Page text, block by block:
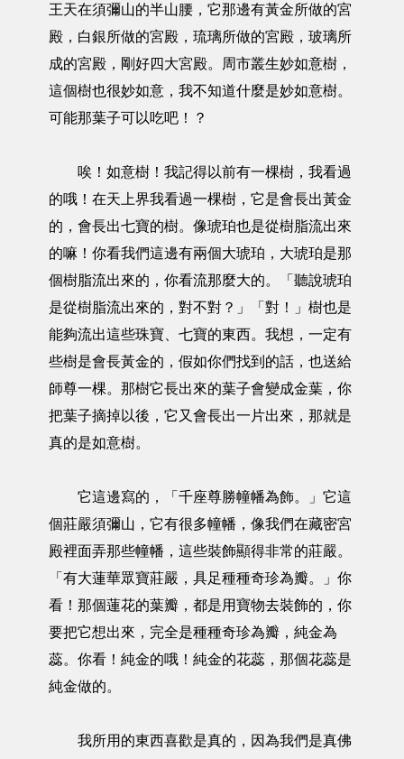
王天在須彌山的半山腰，它那邊有黃金所做的宮
殿，白銀所做的宮殿，琉璃所做的宮殿，玻璃所
成的宮殿，剛好四大宮殿。周市叢生妙如意樹，
這個樹也很妙如意，我不知道什麼是妙如意樹。
可能那葉子可以吃吧！？
唉！如意樹！我記得以前有一棵樹，我看過
的哦！在天上界我看過一棵樹，它是會長出黃金
的，會長出七寶的樹。像琥珀也是從樹脂流出來
的嘛！你看我們這邊有兩個大琥珀，大琥珀是那
個樹脂流出來的，你看流那麼大的。「聽說琥珀
是從樹脂流出來的，對不對？」「對！」樹也是
能夠流出這些珠寶、七寶的東西。我想，一定有
些樹是會長黃金的，假如你們找到的話，也送給
師尊一棵。那樹它長出來的葉子會變成金葉，你
把葉子摘掉以後，它又會長出一片出來，那就是
真的是如意樹。
它這邊寫的，「千座尊勝幢幡為飾。」它這
個莊嚴須彌山，它有很多幢幡，像我們在藏密宮
殿裡面弄那些幢幡，這些裝飾顯得非常的莊嚴。
「有大蓮華眾寶莊嚴，具足種種奇珍為瓣。」你
看！那個蓮花的葉瓣，都是用寶物去裝飾的，你
要把它想出來，完全是種種奇珍為瓣，純金為
蕊。你看！純金的哦！純金的花蕊，那個花蕊是
純金做的。
我所用的東西喜歡是真的，因為我們是真佛